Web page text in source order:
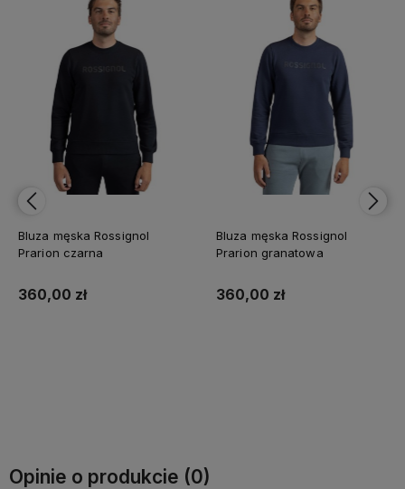
Bluza męska Rossignol
Prarion czarna
360,00 zł
Bluza męska Rossignol
Prarion granatowa
360,00 zł
Opinie o produkcie (0)